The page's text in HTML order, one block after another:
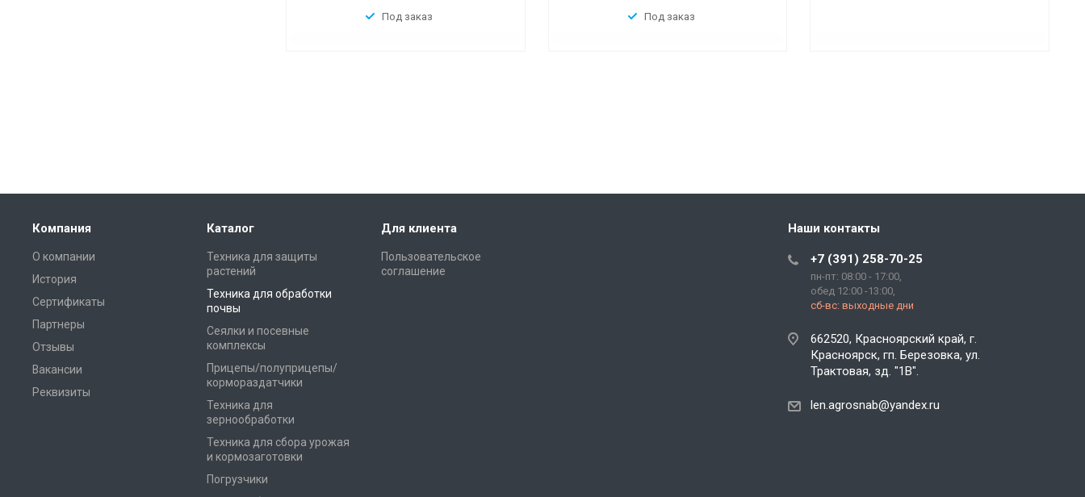
Под заказ Под заказ
Компания
О компании
История
Сертификаты
Партнеры
Отзывы
Вакансии
Реквизиты
Каталог
Техника для защиты
растений
Техника для обработки
почвы
Сеялки и посевные
комплексы
Прицепы/полуприцепы/
кормораздатчики
Техника для
зернообработки
Техника для сбора урожая
и кормозаготовки
Погрузчики
Для клиента
Пользовательское
соглашение
Наши контакты
+7 (391) 258-70-25
пн-пт: 08:00 - 17:00,
обед 12:00 -13:00,
сб-вс: выходные дни
662520, Красноярский край, г.
Красноярск, гп. Березовка, ул.
Трактовая, зд. "1В".
len.agrosnab@yandex.ru